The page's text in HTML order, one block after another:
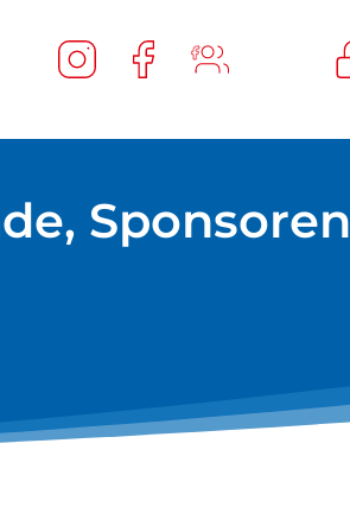
Sponsoren